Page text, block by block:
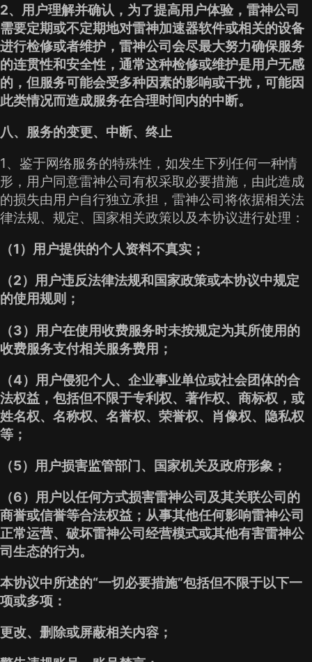
2、用户理解并确认，为了提高用户体验，雷神公司
需要定期或不定期地对雷神加速器软件或相关的设备
进行检修或者维护，雷神公司会尽最大努力确保服务
的连贯性和安全性，通常这种检修或维护是用户无感
的，但服务可能会受多种因素的影响或干扰，可能因
此类情况而造成服务在合理时间内的中断。
八、服务的变更、中断、终止
1、鉴于网络服务的特殊性，如发生下列任何一种情
形，用户同意雷神公司有权采取必要措施，由此造成
的损失由用户自行独立承担，雷神公司将依据相关法
律法规、规定、国家相关政策以及本协议进行处理：
（1）用户提供的个人资料不真实；
（2）用户违反法律法规和国家政策或本协议中规定
的使用规则；
（3）用户在使用收费服务时未按规定为其所使用的
收费服务支付相关服务费用；
（4）用户侵犯个人、企业事业单位或社会团体的合
法权益，包括但不限于专利权、著作权、商标权，或
姓名权、名称权、名誉权、荣誉权、肖像权、隐私权
等；
（5）用户损害监管部门、国家机关及政府形象；
（6）用户以任何方式损害雷神公司及其关联公司的
商誉或信誉等合法权益；从事其他任何影响雷神公司
正常运营、破坏雷神公司经营模式或其他有害雷神公
司生态的行为。
本协议中所述的“一切必要措施”包括但不限于以下一
项或多项：
更改、删除或屏蔽相关内容；